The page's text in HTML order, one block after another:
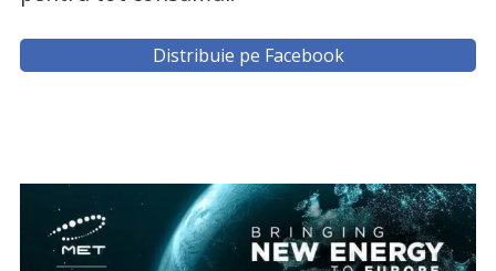
Distribuie pe Facebook